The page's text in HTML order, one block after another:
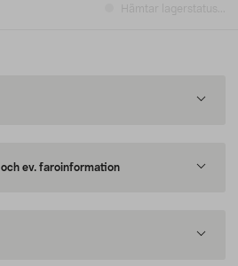
Hämtar lagerstatus...
ev. faroinformation